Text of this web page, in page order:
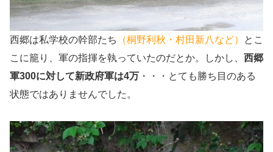
西郷は私学校の幹部たち （桐野利秋・村田新八など）
とこ
こに籠り、軍の指揮を執っていたのだとか。しかし、 西郷
軍300に対して新政府軍は4万 ・・・とても勝ち目のある
状態ではありませんでした。